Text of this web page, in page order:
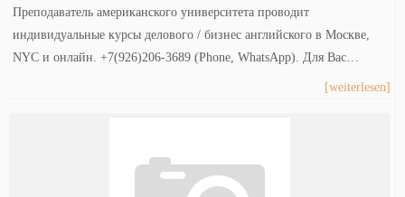
Преподаватель американского университета проводит
индивидуальные курсы делового / бизнес английского в Москве,
NYC и онлайн. +7(926)206-3689 (Phone, WhatsApp). Для Вас…
[weiterlesen]